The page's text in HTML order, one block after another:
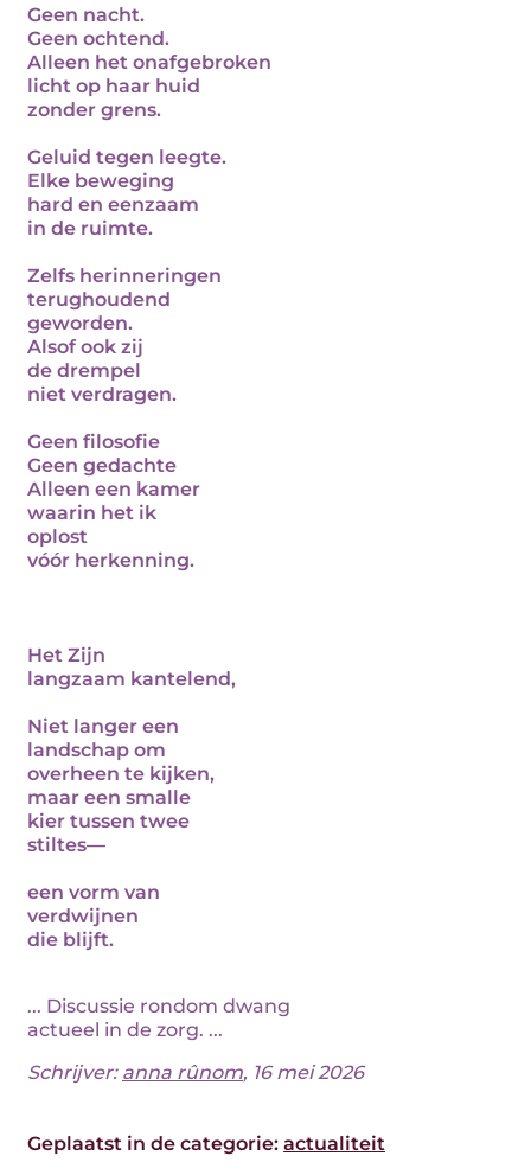
Geen nacht.
Geen ochtend.
Alleen het onafgebroken
licht op haar huid
zonder grens.
Geluid tegen leegte.
Elke beweging
hard en eenzaam
in de ruimte.
Zelfs herinneringen
terughoudend
geworden.
Alsof ook zij
de drempel
niet verdragen.
Geen filosofie
Geen gedachte
Alleen een kamer
waarin het ik
oplost
vóór herkenning.
Het Zijn
langzaam kantelend,
Niet langer een
landschap om
overheen te kijken,
maar een smalle
kier tussen twee
stiltes—
een vorm van
verdwijnen
die blijft.
... Discussie rondom dwang
actueel in de zorg. ...
Schrijver: anna rûnom, 16 mei 2026
Geplaatst in de categorie: actualiteit